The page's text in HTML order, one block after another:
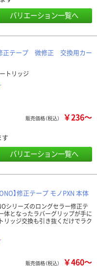
バリエーション一覧へ
正テープ 微修正 交換用カー
トリッジ
販売価格（税込） ￥236～
す
バリエーション一覧へ
】修正テープ モノPXN 本体
シリーズのロングセラー修正テ
体となったラバーグリップが手に
リッジ交換も引き抜くだけでラク
販売価格（税込） ￥460～